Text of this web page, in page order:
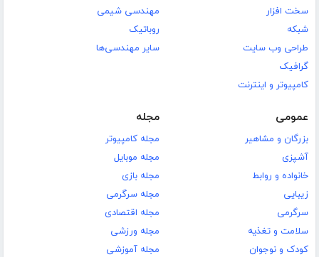
سخت افزار
شبکه
طراحی وب سایت
گرافیک
کامپیوتر و اینترنت
مهندسی شیمی
روباتیک
سایر مهندسی‌ها
عمومی
بزرگان و مشاهیر
آشپزی
خانواده و روابط
زیبایی
سرگرمی
سلامت و تغذیه
کودک و نوجوان
مجله
مجله کامپیوتر
مجله موبایل
مجله بازی
مجله سرگرمی
مجله اقتصادی
مجله ورزشی
مجله آموزشی